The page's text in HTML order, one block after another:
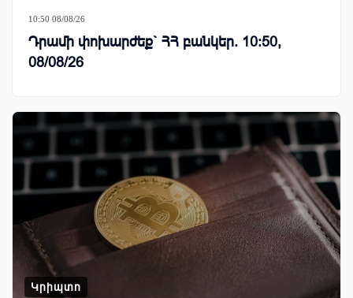
10:50 08/08/26
Դրամի փոխարժեք` ՀՀ բանկեր. 10:50,
08/08/26
Կրիպտո